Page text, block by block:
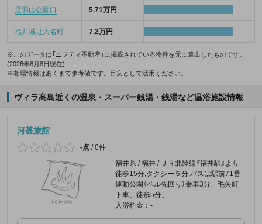
足羽山公園口 5.71万円
福井城址大名町 7.2万円
※このデータは「ニフティ不動産」に掲載されている物件を元に算出したものです。
(2026年8月8日現在)
※相場情報はあくまで参考値です。目安として活用ください。
ヴィラ高島近くの温泉・スーパー銭湯・銭湯など温浴施設情報
河甚旅館
-点 /0件
福井県 / 福井 / ＪＲ北陸線『福井駅』より
徒歩15分,タクシー５分,バスは駅前71番
運動公園（ベル先回り）乗車3分、毛矢町
下車、徒歩5分。
入浴料金：-